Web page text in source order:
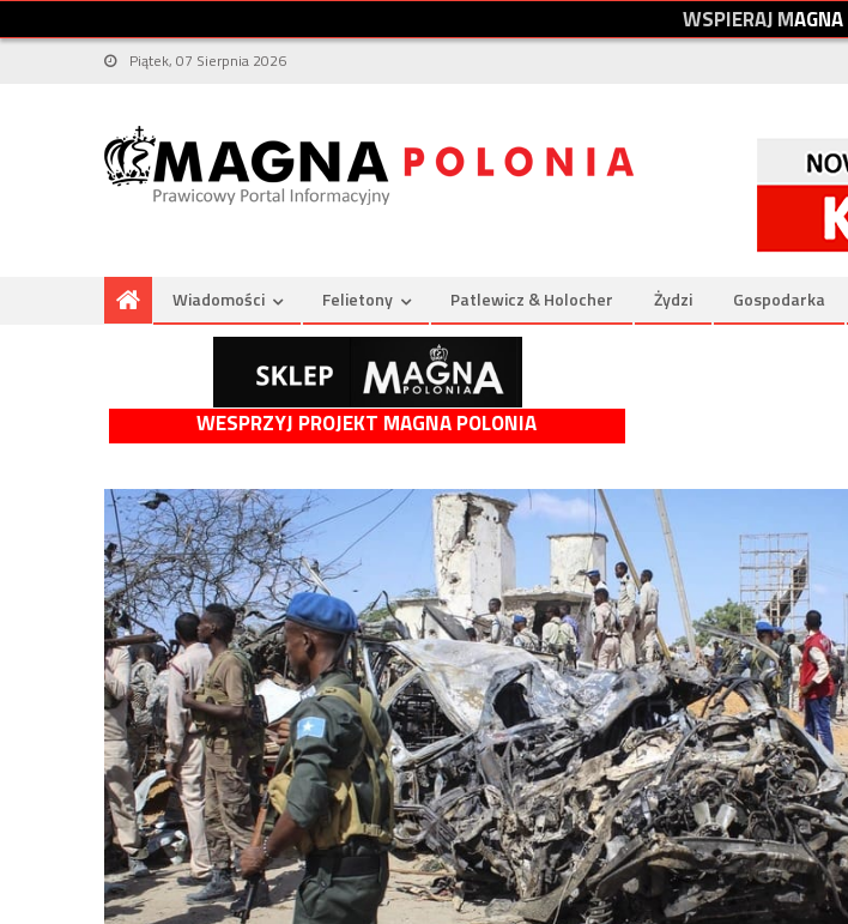
WSPIERAJMAGNA
Piątek, 07 Sierpnia 2026
Wiadomości Felietony Patlewicz & Holocher Żydzi Gospodarka
WESPRZYJ PROJEKT MAGNA POLONIA